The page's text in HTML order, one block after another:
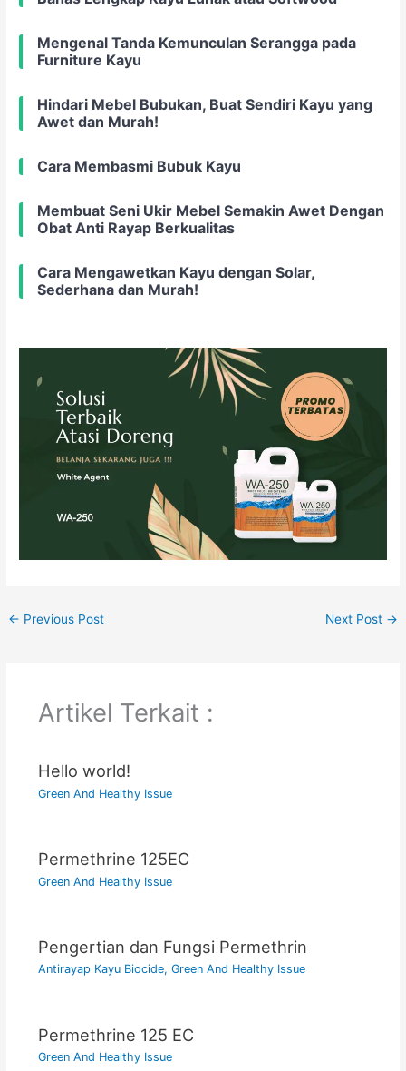
Mengenal Tanda Kemunculan Serangga pada
Furniture Kayu
Hindari Mebel Bubukan, Buat Sendiri Kayu yang
Awet dan Murah!
Cara Membasmi Bubuk Kayu
Membuat Seni Ukir Mebel Semakin Awet Dengan
Obat Anti Rayap Berkualitas
Cara Mengawetkan Kayu dengan Solar,
Sederhana dan Murah!
← Previous Post Next Post →
Artikel Terkait :
Hello world!
Green And Healthy Issue
Permethrine 125EC
Green And Healthy Issue
Pengertian dan Fungsi Permethrin
Antirayap Kayu Biocide, Green And Healthy Issue
Permethrine 125 EC
Green And Healthy Issue